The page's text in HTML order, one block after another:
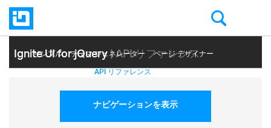
Ignite UI for jQuery| API リファレンス
サンプル テーマ ジェネレーター ページ デザイナー
ヘルプ トピック API リファレンス
ナビゲーションを表示